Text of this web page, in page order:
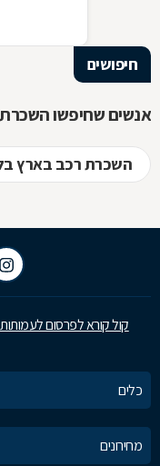
עבודה. מתי
ההבדל בין
כשאנחנו
חיפושים
אנשים שחיפשו
השכרת רכב בארץ
קול קורא לפרסום
כלים
מחירונים